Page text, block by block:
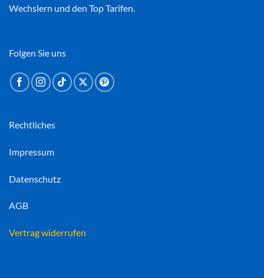
Wechslern und den Top Tarifen.
Rechtliches
Impressum
Datenschutz
AGB
Vertrag widerrufen
Folgen Sie uns